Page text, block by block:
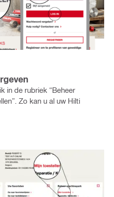
in de rubriek “Beheer
Zo kan u al uw Hilti